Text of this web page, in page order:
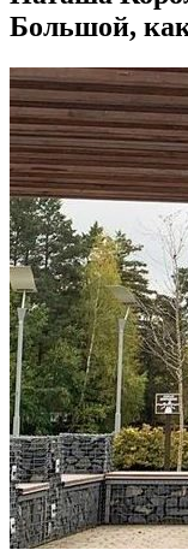
Большой,